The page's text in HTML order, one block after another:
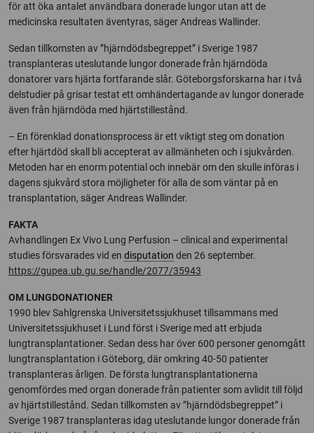
för att öka antalet användbara donerade lungor utan att de
medicinska resultaten äventyras, säger Andreas Wallinder.
Sedan tillkomsten av ”hjärndödsbegreppet” i Sverige 1987
transplanteras uteslutande lungor donerade från hjärndöda
donatorer vars hjärta fortfarande slår. Göteborgsforskarna har i två
delstudier på grisar testat ett omhändertagande av lungor donerade
även från hjärndöda med hjärtstillestånd.
– En förenklad donationsprocess är ett viktigt steg om donation
efter hjärtdöd skall bli accepterat av allmänheten och i sjukvården.
Metoden har en enorm potential och innebär om den skulle införas i
dagens sjukvård stora möjligheter för alla de som väntar på en
transplantation, säger Andreas Wallinder.
FAKTA
Avhandlingen Ex Vivo Lung Perfusion – clinical and experimental
studies försvarades vid en disputation den 26 september.
https://gupea.ub.gu.se/handle/2077/35943
OM LUNGDONATIONER
1990 blev Sahlgrenska Universitetssjukhuset tillsammans med
Universitetssjukhuset i Lund först i Sverige med att erbjuda
lungtransplantationer. Sedan dess har över 600 personer genomgått
lungtransplantation i Göteborg, där omkring 40-50 patienter
transplanteras årligen. De första lungtransplantationerna
genomfördes med organ donerade från patienter som avlidit till följd
av hjärtstillestånd. Sedan tillkomsten av ”hjärndödsbegreppet” i
Sverige 1987 transplanteras idag uteslutande lungor donerade från